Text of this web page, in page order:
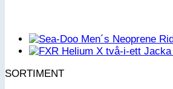
SORTIMENT